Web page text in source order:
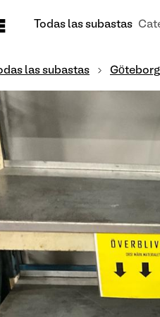
Todas las subastas
las subastas